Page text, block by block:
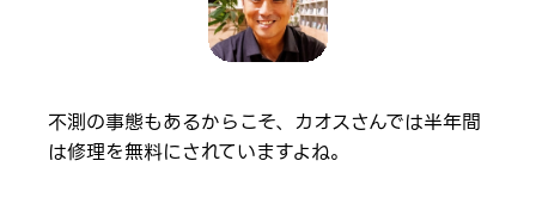
不測の事態もあるからこそ、カオスさんでは半年間
は修理を無料にされていますよね。